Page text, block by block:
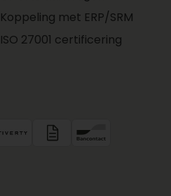
Koppeling met ERP/SRM
ISO 27001 certificering